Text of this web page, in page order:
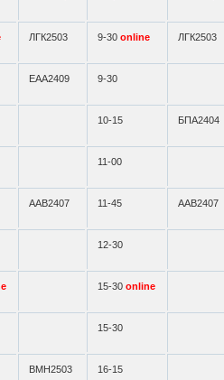
ЛГК2503 9-30online ЛГК2503
ЕАА2409 9-30
10-15 БПА2404
11-00
ААВ2407 11-45 ААВ2407
12-30
15-30online
15-30
ВМН2503 16-15